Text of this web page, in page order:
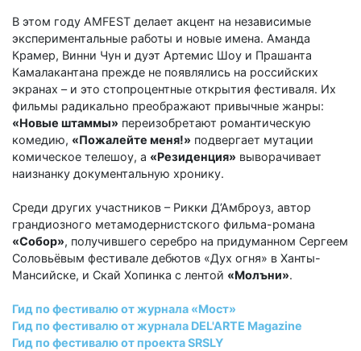
В этом году AMFEST делает акцент на независимые
экспериментальные работы и новые имена. Аманда
Крамер, Винни Чун и дуэт Артемис Шоу и Прашанта
Камалакантана прежде не появлялись на российских
экранах – и это стопроцентные открытия фестиваля. Их
фильмы радикально преображают привычные жанры:
«Новые штаммы» переизобретают романтическую
комедию, «Пожалейте меня!» подвергает мутации
комическое телешоу, а «Резиденция» выворачивает
наизнанку документальную хронику.
Среди других участников – Рикки Д’Амброуз, автор
грандиозного метамодернистского фильма-романа
«Собор», получившего серебро на придуманном Сергеем
Соловьёвым фестивале дебютов «Дух огня» в Ханты-
Мансийске, и Скай Хопинка с лентой «Молъни».
Гид по фестивалю от журнала «Мост»
Гид по фестивалю от журнала DEL'ARTE Magazine
Гид по фестивалю от проекта SRSLY